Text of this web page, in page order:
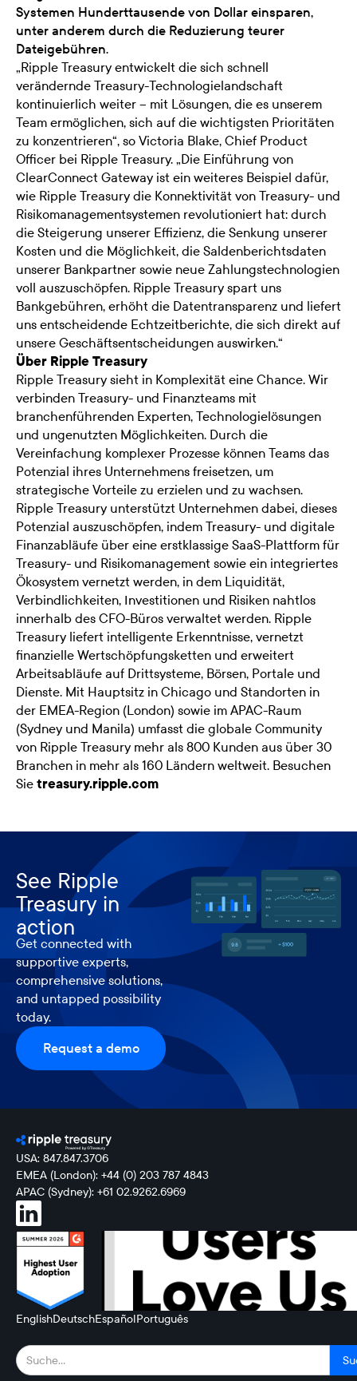
Systemen Hunderttausende von Dollar einsparen,
unter anderem durch die Reduzierung teurer
Dateigebühren.
„Ripple Treasury entwickelt die sich schnell
verändernde Treasury-Technologielandschaft
kontinuierlich weiter – mit Lösungen, die es unserem
Team ermöglichen, sich auf die wichtigsten Prioritäten
zu konzentrieren“, so Victoria Blake, Chief Product
Officer bei Ripple Treasury. „Die Einführung von
ClearConnect Gateway ist ein weiteres Beispiel dafür,
wie Ripple Treasury die Konnektivität von Treasury- und
Risikomanagementsystemen revolutioniert hat: durch
die Steigerung unserer Effizienz, die Senkung unserer
Kosten und die Möglichkeit, die Saldenberichtsdaten
unserer Bankpartner sowie neue Zahlungstechnologien
voll auszuschöpfen. Ripple Treasury spart uns
Bankgebühren, erhöht die Datentransparenz und liefert
uns entscheidende Echtzeitberichte, die sich direkt auf
unsere Geschäftsentscheidungen auswirken.“
Über Ripple Treasury
Ripple Treasury sieht in Komplexität eine Chance. Wir
verbinden Treasury- und Finanzteams mit
branchenführenden Experten, Technologielösungen
und ungenutzten Möglichkeiten. Durch die
Vereinfachung komplexer Prozesse können Teams das
Potenzial ihres Unternehmens freisetzen, um
strategische Vorteile zu erzielen und zu wachsen.
Ripple Treasury unterstützt Unternehmen dabei, dieses
Potenzial auszuschöpfen, indem Treasury- und digitale
Finanzabläufe über eine erstklassige SaaS-Plattform für
Treasury- und Risikomanagement sowie ein integriertes
Ökosystem vernetzt werden, in dem Liquidität,
Verbindlichkeiten, Investitionen und Risiken nahtlos
innerhalb des CFO-Büros verwaltet werden. Ripple
Treasury liefert intelligente Erkenntnisse, vernetzt
finanzielle Wertschöpfungsketten und erweitert
Arbeitsabläufe auf Drittsysteme, Börsen, Portale und
Dienste. Mit Hauptsitz in Chicago und Standorten in
der EMEA-Region (London) sowie im APAC-Raum
(Sydney und Manila) umfasst die globale Community
von Ripple Treasury mehr als 800 Kunden aus über 30
Branchen in mehr als 160 Ländern weltweit. Besuchen
Sie treasury.ripple.com
See Ripple
Treasury in
action
Get connected with
supportive experts,
comprehensive solutions,
and untapped possibility
today.
Request a demo
USA: 847.847.3706
EMEA (London): +44 (0) 203 787 4843
APAC (Sydney): +61 02.9262.6969
EnglishDeutschEspañolPortuguês